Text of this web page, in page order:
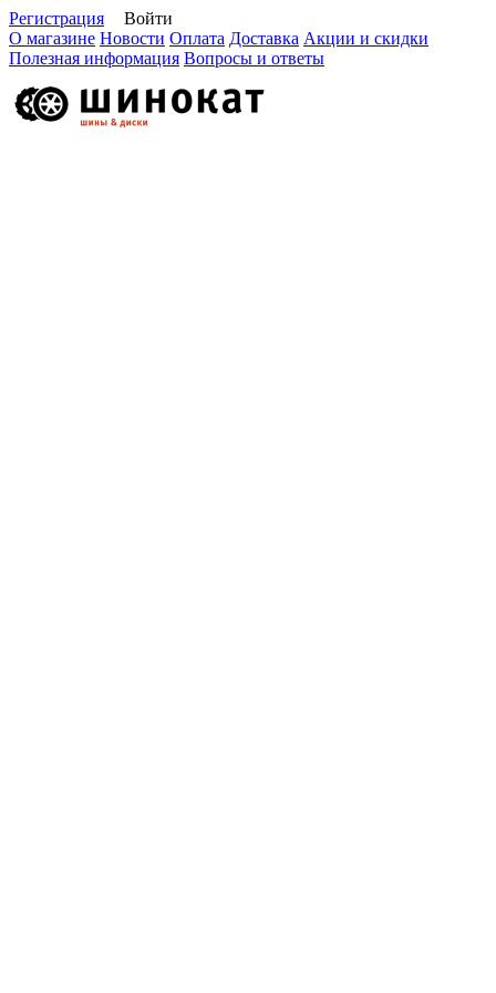
Регистрация
Войти
О магазине Новости Оплата Доставка Акции и скидки
Полезная информация Вопросы и ответы